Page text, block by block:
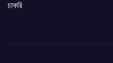
চাকরি